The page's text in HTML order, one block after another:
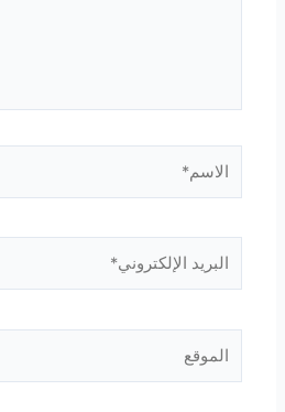
الإلكتروني*